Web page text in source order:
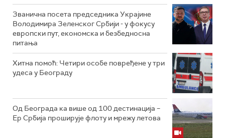
Званична посета председника Украјине
Володимира Зеленског Србији - у фокусу
европски пут, економска и безбедносна
питања
Хитна помоћ: Четири особе повређене у три
удеса у Београду
Од Београда ка више од 100 дестинација –
Ер Србија проширује флоту и мрежу летова